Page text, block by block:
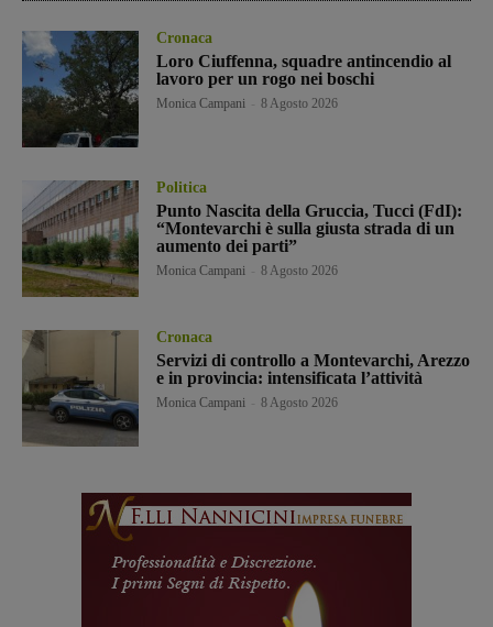
Cronaca
Loro Ciuffenna, squadre antincendio al
lavoro per un rogo nei boschi
Monica Campani 8 Agosto 2026
Politica
Punto Nascita della Gruccia, Tucci (FdI):
“Montevarchi è sulla giusta strada di un
aumento dei parti”
Monica Campani 8 Agosto 2026
Cronaca
Servizi di controllo a Montevarchi, Arezzo
e in provincia: intensificata l’attività
Monica Campani 8 Agosto 2026